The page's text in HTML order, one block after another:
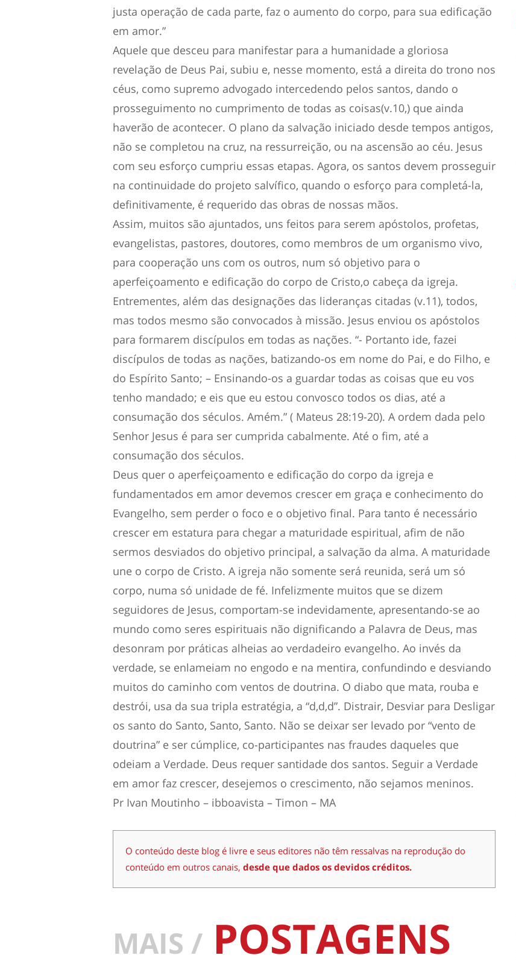
justa operação de cada parte, faz o aumento do corpo, para sua edificação
em amor.”
Aquele que desceu para manifestar para a humanidade a gloriosa
revelação de Deus Pai, subiu e, nesse momento, está a direita do trono nos
céus, como supremo advogado intercedendo pelos santos, dando o
prosseguimento no cumprimento de todas as coisas(v.10,) que ainda
haverão de acontecer. O plano da salvação iniciado desde tempos antigos,
não se completou na cruz, na ressurreição, ou na ascensão ao céu. Jesus
com seu esforço cumpriu essas etapas. Agora, os santos devem prosseguir
na continuidade do projeto salvífico, quando o esforço para completá-la,
definitivamente, é requerido das obras de nossas mãos.
Assim, muitos são ajuntados, uns feitos para serem apóstolos, profetas,
evangelistas, pastores, doutores, como membros de um organismo vivo,
para cooperação uns com os outros, num só objetivo para o
aperfeiçoamento e edificação do corpo de Cristo,o cabeça da igreja.
Entrementes, além das designações das lideranças citadas (v.11), todos,
mas todos mesmo são convocados à missão. Jesus enviou os apóstolos
para formarem discípulos em todas as nações. “- Portanto ide, fazei
discípulos de todas as nações, batizando-os em nome do Pai, e do Filho, e
do Espírito Santo; – Ensinando-os a guardar todas as coisas que eu vos
tenho mandado; e eis que eu estou convosco todos os dias, até a
consumação dos séculos. Amém.” ( Mateus 28:19-20). A ordem dada pelo
Senhor Jesus é para ser cumprida cabalmente. Até o fim, até a
consumação dos séculos.
Deus quer o aperfeiçoamento e edificação do corpo da igreja e
fundamentados em amor devemos crescer em graça e conhecimento do
Evangelho, sem perder o foco e o objetivo final. Para tanto é necessário
crescer em estatura para chegar a maturidade espiritual, afim de não
sermos desviados do objetivo principal, a salvação da alma. A maturidade
une o corpo de Cristo. A igreja não somente será reunida, será um só
corpo, numa só unidade de fé. Infelizmente muitos que se dizem
seguidores de Jesus, comportam-se indevidamente, apresentando-se ao
mundo como seres espirituais não dignificando a Palavra de Deus, mas
desonram por práticas alheias ao verdadeiro evangelho. Ao invés da
verdade, se enlameiam no engodo e na mentira, confundindo e desviando
muitos do caminho com ventos de doutrina. O diabo que mata, rouba e
destrói, usa da sua tripla estratégia, a “d,d,d”. Distrair, Desviar para Desligar
os santo do Santo, Santo, Santo. Não se deixar ser levado por “vento de
doutrina” e ser cúmplice, co-participantes nas fraudes daqueles que
odeiam a Verdade. Deus requer santidade dos santos. Seguir a Verdade
em amor faz crescer, desejemos o crescimento, não sejamos meninos.
Pr Ivan Moutinho – ibboavista – Timon – MA
O conteúdo deste blog é livre e seus editores não têm ressalvas na reprodução do
conteúdo em outros canais, desde que dados os devidos créditos.
MAIS / POSTAGENS